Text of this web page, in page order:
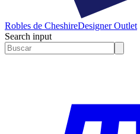
Robles de CheshireDesigner Outlet
Search input